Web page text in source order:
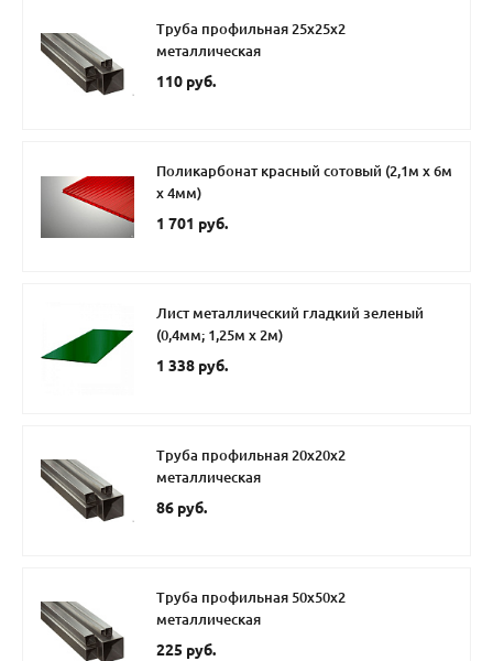
Труба профильная 25х25х2
металлическая
110 руб.
Поликарбонат красный сотовый (2,1м х 6м
х 4мм)
1 701 руб.
Лист металлический гладкий зеленый
(0,4мм; 1,25м х 2м)
1 338 руб.
Труба профильная 20х20х2
металлическая
86 руб.
Труба профильная 50х50х2
металлическая
225 руб.